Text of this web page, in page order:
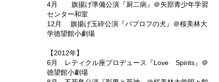
4月 旗揚げ準備公演『厨二病』＠矢部青少年学習
センター和室
12月 旗揚げ玉砕公演『パブロフの犬』＠桜美林大
学徳望館小劇場
【2012年】
6月 レティクル座プロデュース『Love Spirits』＠
徳望館小劇場